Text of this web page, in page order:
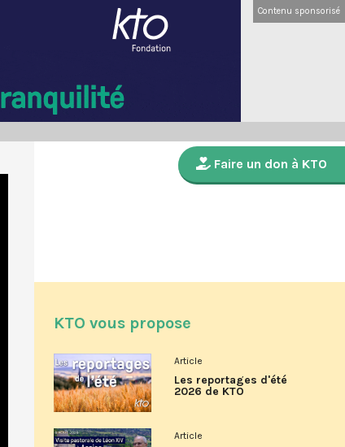
Contenu sponsorisé
Faire un don à KTO
KTO vous propose
Article
Les reportages d'été
2026 de KTO
Article